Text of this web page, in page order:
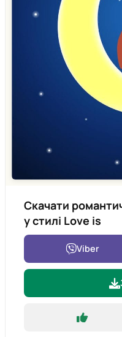
Скачати
у стилі Love is
Viber